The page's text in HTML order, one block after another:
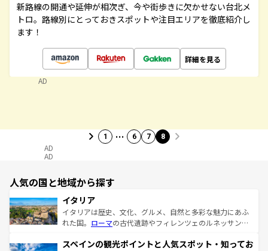
新路線の開通や延伸が相次ぎ、今や街歩きに欠かせない台北メ
トロ。路線別にとっておきスポットや注目エリアを徹底紹介し
ます！
詳細を見る
AD
1 … 6 7 8
AD
AD
人気の国と地域から探す
イタリア
イタリアは歴史、文化、グルメ、自然と多彩な魅力にあふ
れた国。 ローマの古代遺跡やフィレンツェのルネッサンス
ろん、トスカーナの美しい田園風景やアマルフィ海岸の絶
スペインの観光ポイントと人気スポット・知ってお